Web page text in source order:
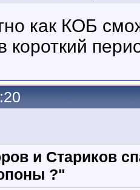
как КОБ
короткий
и Стариков
?"